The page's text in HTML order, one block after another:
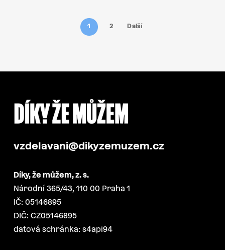
1 2 Další
vzdelavani@dikyzemuzem.cz
Díky, že můžem, z. s.
Národní 365/43, 110 00 Praha 1
IČ: 05146895
DIČ: CZ05146895
datová schránka: s4api94